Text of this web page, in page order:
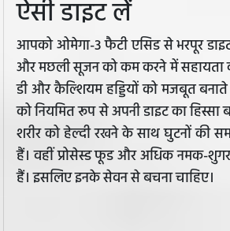
ऐसी डाइट लें
आपको ओमेगा-3 फैटी एसिड से भरपूर
और मछली सूजन को कम करने में सहायता
डी और कैल्शियम हड्डियों को मजबूत
को नियमित रूप से अपनी डाइट का
शरीर को हेल्दी रखने के साथ घुटनों की
हैं। वहीं प्रोसेस्ड फूड और अधिक नमक-
हैं। इसलिए इनके सेवन से बचना चाहिए।